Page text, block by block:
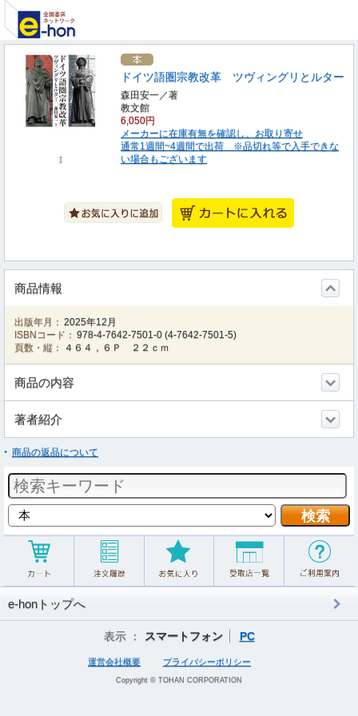
ドイツ語圏宗教改革 ツヴィングリとルター
森田安一／著
教文館
6,050円
メーカーに在庫有無を確認し、お取り寄せ
通常1週間~4週間で出荷 ※品切れ等で入手できな
い場合もございます
商品情報
出版年月： 2025年12月
ISBNコード： 978-4-7642-7501-0 (4-7642-7501-5)
頁数・縦：
４６４，６Ｐ ２２ｃｍ
商品の内容
著者紹介
商品の返品について
e-honトップへ
表示 ： スマートフォン PC
運営会社概要 プライバシーポリシー
Copyright © TOHAN CORPORATION